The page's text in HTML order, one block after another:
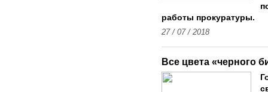
работы прокуратуры.
27 / 07 / 2018
Все цвета «черного